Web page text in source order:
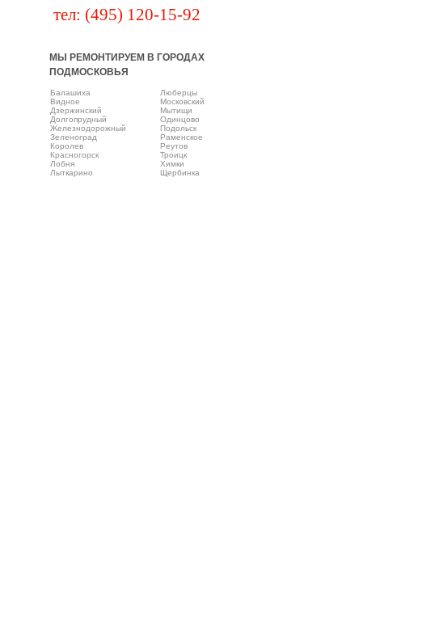
тел: (495) 120-15-92
МЫ РЕМОНТИРУЕМ В ГОРОДАХ
ПОДМОСКОВЬЯ
Балашиха
Виднoe
Дзержинский
Долгопрудный
Железнодорожный
Зеленоград
Королев
Красногорск
Лобня
Лыткарино
Люберцы
Московский
Мытищи
Одинцово
Подольск
Раменское
Реутов
Троицк
Химки
Щербинка